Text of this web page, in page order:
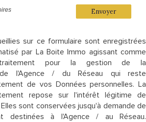
Envoyer
sur ce formulaire sont enregistrées
par La Boite Immo agissant comme
pour la gestion de la
de l'Agence / du Réseau qui reste
de vos Données personnelles. La
repose sur l'intérêt légitime de
sont conservées jusqu'à demande de
destinées à l'Agence / au Réseau.